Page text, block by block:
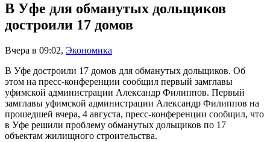
В Уфе для обманутых дольщиков
достроили 17 домов
Вчера в 09:02, Экономика
В Уфе достроили 17 домов для обманутых дольщиков. Об
этом на пресс-конференции сообщил первый замглавы
уфимской администрации Александр Филиппов. Первый
замглавы уфимской администрации Александр Филиппов на
прошедшей вчера, 4 августа, пресс-конференции сообщил, что
в Уфе решили проблему обманутых дольщиков по 17
объектам жилищного строительства.